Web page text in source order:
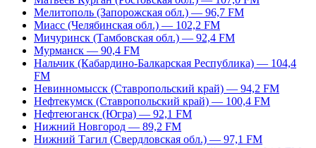
Мелитополь (Запорожская обл.) — 96,7 FM
Миасс (Челябинская обл.) — 102,2 FM
Мичуринск (Тамбовская обл.) — 92,4 FM
Мурманск — 90,4 FM
Нальчик (Кабардино-Балкарская Республика) — 104,4
FM
Невинномысск (Ставропольский край) — 94,2 FM
Нефтекумск (Ставропольский край) — 100,4 FM
Нефтеюганск (Югра) — 92,1 FM
Нижний Новгород — 89,2 FM
Нижний Тагил (Свердловская обл.) — 97,1 FM